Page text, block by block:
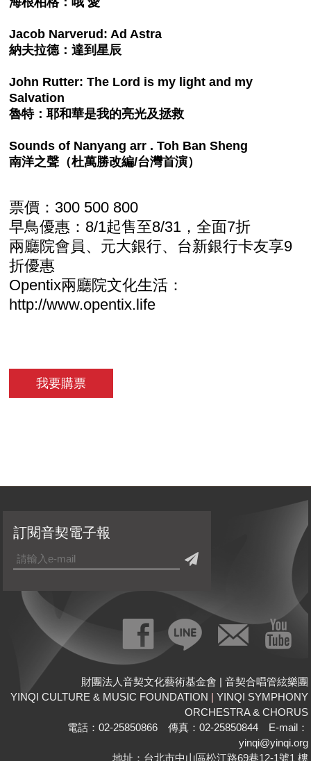
Jacob Narverud: Ad Astra
納夫拉德：達到星辰
John Rutter: The Lord is my light and my
Salvation
魯特：耶和華是我的亮光及拯救
Sounds of Nanyang arr . Toh Ban Sheng
南洋之聲（杜萬勝改編/台灣首演）
票價：300 500 800
早鳥優惠：8/1起售至8/31，全面7折
兩廳院會員、元大銀行、台新銀行卡友享9
折優惠
Opentix兩廳院文化生活：
http://www.opentix.life
我要購票
財團法人音契文化藝術基金會 | 音契合唱管絃樂團
YINQI CULTURE & MUSIC FOUNDATION | YINQI SYMPHONY
ORCHESTRA & CHORUS
電話：02-25850866 傳真：02-25850844 E-mail：
yinqi@yinqi.org
地址：台北市中山區松江路69巷12-1號1 樓
訂閱音契電子報